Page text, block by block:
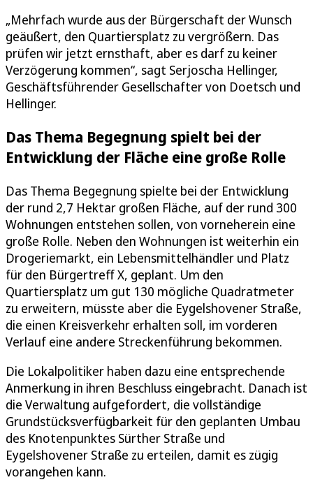
„Mehrfach wurde aus der Bürgerschaft der Wunsch
geäußert, den Quartiersplatz zu vergrößern. Das
prüfen wir jetzt ernsthaft, aber es darf zu keiner
Verzögerung kommen“, sagt Serjoscha Hellinger,
Geschäftsführender Gesellschafter von Doetsch und
Hellinger.
Das Thema Begegnung spielt bei der
Entwicklung der Fläche eine große Rolle
Das Thema Begegnung spielte bei der Entwicklung
der rund 2,7 Hektar großen Fläche, auf der rund 300
Wohnungen entstehen sollen, von vorneherein eine
große Rolle. Neben den Wohnungen ist weiterhin ein
Drogeriemarkt, ein Lebensmittelhändler und Platz
für den Bürgertreff X, geplant. Um den
Quartiersplatz um gut 130 mögliche Quadratmeter
zu erweitern, müsste aber die Eygelshovener Straße,
die einen Kreisverkehr erhalten soll, im vorderen
Verlauf eine andere Streckenführung bekommen.
Die Lokalpolitiker haben dazu eine entsprechende
Anmerkung in ihren Beschluss eingebracht. Danach ist
die Verwaltung aufgefordert, die vollständige
Grundstücksverfügbarkeit für den geplanten Umbau
des Knotenpunktes Sürther Straße und
Eygelshovener Straße zu erteilen, damit es zügig
vorangehen kann.